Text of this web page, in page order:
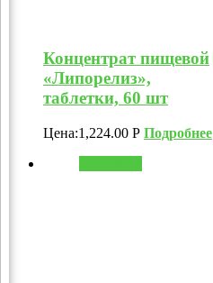
Концентрат пищевой
«Липорелиз»,
таблетки, 60 шт
Цена:1,224.00 Р Подробнее